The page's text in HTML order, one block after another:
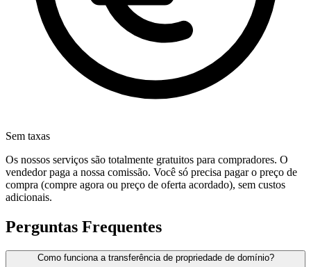
Sem taxas
Os nossos serviços são totalmente gratuitos para compradores. O
vendedor paga a nossa comissão. Você só precisa pagar o preço de
compra (compre agora ou preço de oferta acordado), sem custos
adicionais.
Perguntas Frequentes
Como funciona a transferência de propriedade de domínio?